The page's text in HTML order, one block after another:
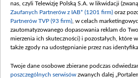
nas, czyli Telewizję Polską S.A. w likwidacji (zwaną
Zaufanych Partnerów z IAB* (1201 firm) oraz
Partnerów TVP (93 firm) , w celach
zautomatyzowanego dopasowania reklam do
mierzenia ich skuteczności) i pozostałych, które
także zgody na udostępnianie przez nas
Twoje dane osobowe zbierane podczas
poszczególnych serwisów zwanych dalej